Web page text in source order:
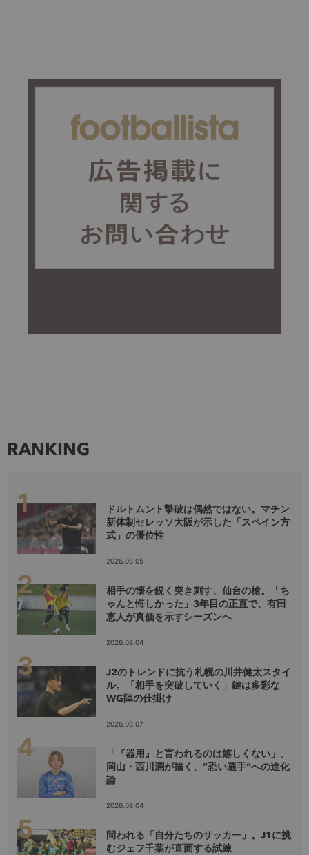
RANKING
ドルトムント撃破は偶然ではない。マチン
新体制セレッソ大阪が示した「スペイン方
式」の優位性
2026.08.05
相手の懐を鋭く突き刺す、仙台の槍。「ち
ゃんと悔しかった」3年目の正直で、有田
恵人が真価を示すシーズンへ
2026.08.04
J2のトレンドに抗う札幌の川井健太スタイ
ル。「相手を突破していく」鍵は多彩な
WG陣の仕掛け
2026.08.07
「『器用』と言われるのは嬉しくない」。
岡山・西川潤が描く、”恐い選手”への進化
論
2026.08.04
問われる「自分たちのサッカー」。J1に挑
むジェフ千葉が直面する試練